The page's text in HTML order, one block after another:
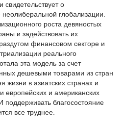
свидетельствует о
глобализации.
роста девяностых
и задействовать их
финансовом секторе и
реального
эта модель за счет
дешевыми товарами из стран
жизни в азиатских странах и
европейских и американских
благосостояние
все труднее.